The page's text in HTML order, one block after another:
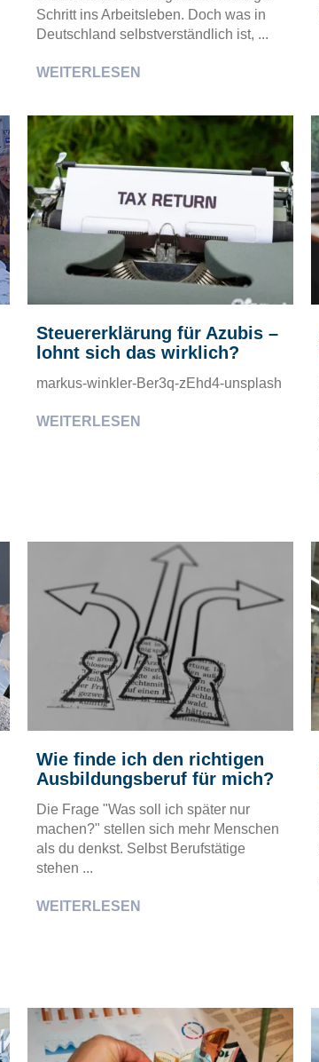
Schritt ins Arbeitsleben. Doch was in
Deutschland selbstverständlich ist, ...
WEITERLESEN
Steuererklärung für Azubis –
lohnt sich das wirklich?
markus-winkler-Ber3q-zEhd4-unsplash
WEITERLESEN
Wie finde ich den richtigen
Ausbildungsberuf für mich?
Die Frage "Was soll ich später nur
machen?" stellen sich mehr Menschen
als du denkst. Selbst Berufstätige
stehen ...
WEITERLESEN